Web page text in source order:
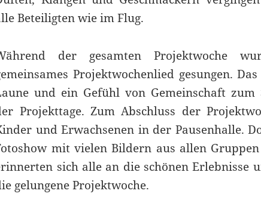
Beteiligten wie im Flug.
der gesamten Projektwoche
Projektwochenlied gesungen.
und ein Gefühl von Gemeinschaft zum
Projekttage. Zum Abschluss der
und Erwachsenen in der Pausenhalle.
mit vielen Bildern aus allen Gruppen
sich alle an die schönen Erlebnisse
gelungene Projektwoche.